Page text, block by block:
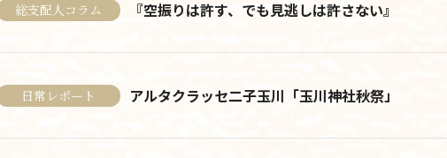
アクセス
受付時間 9:00-18:00
総支配人コラム 『空振りは許す、でも見逃しは許さない』
日常レポート アルタクラッセ二子玉川「玉川神社秋祭」